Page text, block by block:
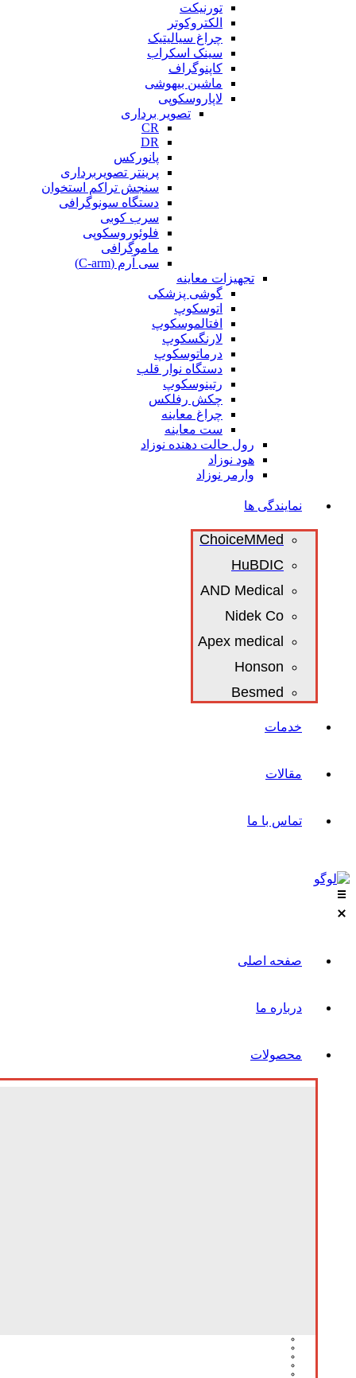
تورنیکت
الکتروکوتر
چراغ سیالیتیک
سینک اسکراب
کاپنوگراف
ماشین بیهوشی
لاپاروسکوپی
تصویر برداری
CR
DR
پانورکس
پرینتر تصویربرداری
سنجش تراکم استخوان
دستگاه سونوگرافی
سرب کوبی
فلوئوروسکوپی
ماموگرافی
سی آرم (C-arm)
تجهیزات معاینه
گوشی پزشکی
اتوسکوپ
افتالموسکوپ
لارنگسکوپ
درماتوسکوپ
دستگاه نوار قلب
رتینوسکوپ
چکش رفلکس
چراغ معاینه
ست معاینه
رول حالت دهنده نوزاد
هود نوزاد
وارمر نوزاد
نمایندگی ها
ChoiceMMed
HuBDIC
AND Medical
Nidek Co
Apex medical
Honson
Besmed
خدمات
مقالات
تماس با ما
صفحه اصلی
درباره ما
محصولات